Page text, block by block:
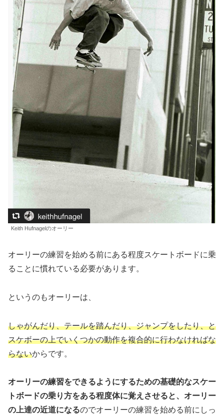
Keith Hufnagelのオーリー
オーリーの練習を始める前にある程度スケートボードに乗
ることに慣れている必要があります。
というのもオーリーは、
しゃがんだり、テールを踏んだり、ジャンプをしたり、と
スケボーの上でいくつかの動作を複合的に行わなければな
らないからです。
オーリーの練習をできるようにするための基礎的なスケー
トボードの乗り方をある程度体に覚えさせると、オーリー
の上達の近道になるのでオーリーの練習を始める前にしっ